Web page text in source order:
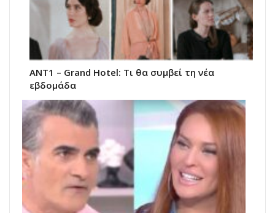
ΑΝΤ1 – Grand Hotel: Τι θα συμβεί τη νέα
εβδομάδα